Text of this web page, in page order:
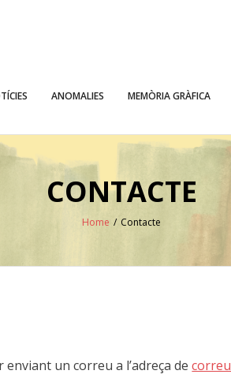
ANOMALIES MEMÒRIA GRÀFICA
CONTACTE
Home / Contacte
enviant un correu a l’adreça decorreu